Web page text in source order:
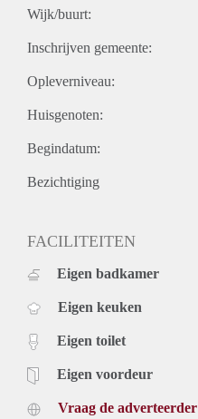
Wijk/buurt:
Inschrijven gemeente:
Opleverniveau:
Huisgenoten:
Begindatum:
Bezichtiging
FACILITEITEN
Eigen badkamer
Eigen keuken
Eigen toilet
Eigen voordeur
Vraag de adverteerder